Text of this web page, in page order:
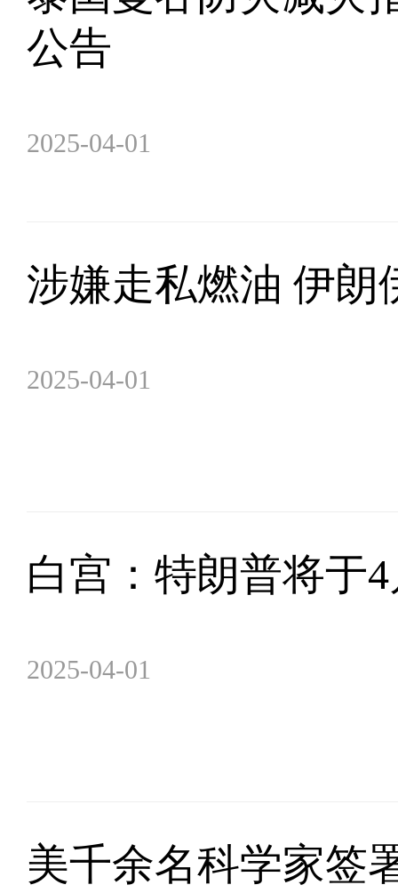
公告
2025-04-01
涉嫌走私燃油 伊朗
2025-04-01
白宫：特朗普将于
2025-04-01
美千余名科学家签